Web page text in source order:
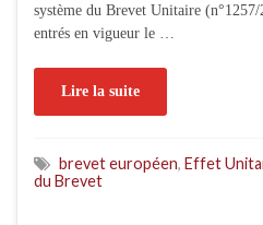
système du Brevet Unitaire
entrés en vigueur le …
Lire la suite
brevet européen, Effet
du Brevet